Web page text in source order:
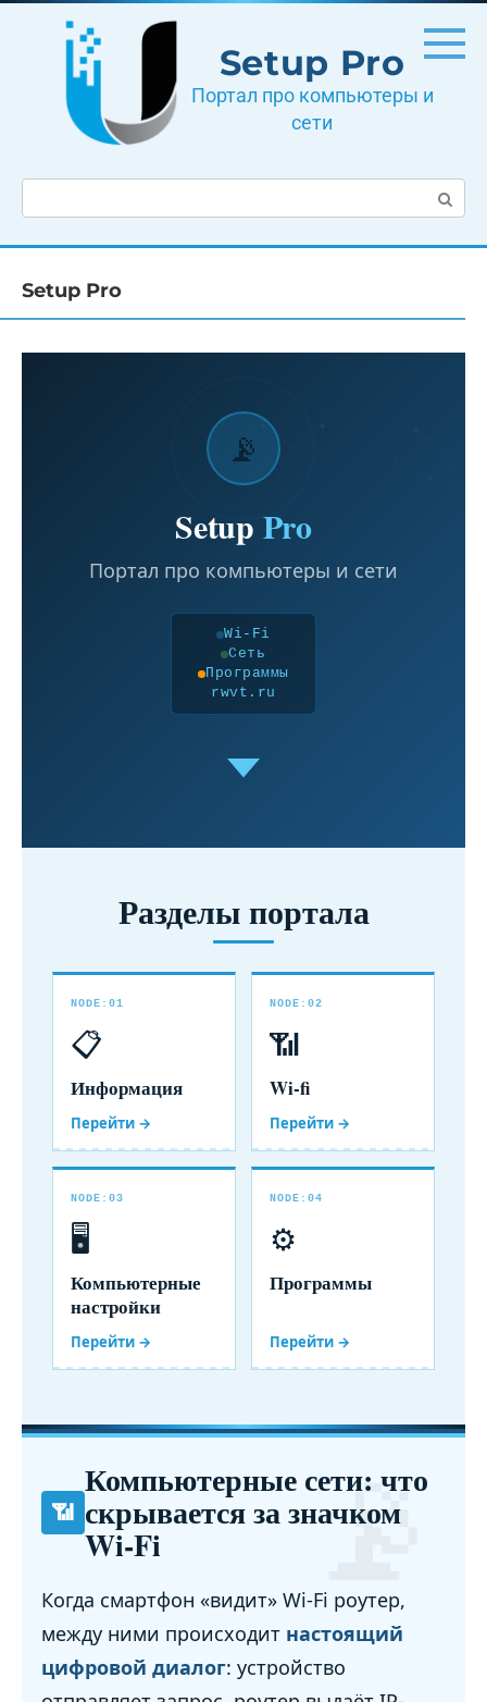
Перейти
Setup Pro
Портал про компьютеры и
сети
Setup Pro
📡
Setup Pro
Портал про компьютеры и сети
Wi-Fi
Сеть
Программы
rwvt.ru
Разделы портала
NODE:01
📋
Информация
Перейти →
NODE:02
📶
Wi-fi
Перейти →
NODE:03
🖥️
Компьютерные
настройки
Перейти →
NODE:04
⚙️
Программы
Перейти →
📡
📶
Компьютерные сети: что
скрывается за значком
Wi-Fi
Когда смартфон «видит» Wi-Fi роутер,
между ними происходит настоящий
цифровой диалог: устройство